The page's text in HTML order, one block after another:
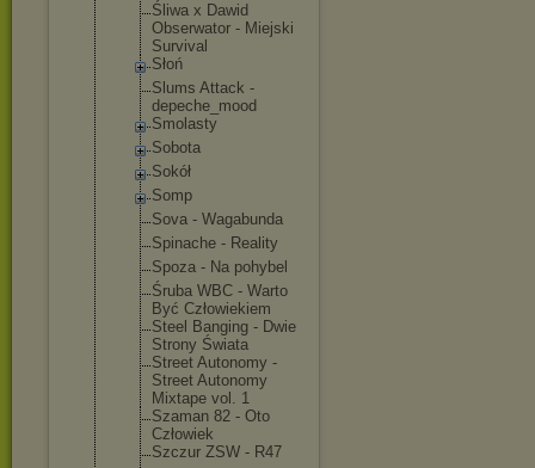
Śliwa x Dawid
Obserwator - Miejski
Survival
Słoń
Slums Attack -
depeche_mood
Smolasty
Sobota
Sokół
Somp
Sova - Wagabunda
Spinache - Reality
Spoza - Na pohybel
Śruba WBC - Warto
Być Człowiekiem
Steel Banging - Dwie
Strony Świata
Street Autonomy -
Street Autonomy
Mixtape vol. 1
Szaman 82 - Oto
Człowiek
Szczur ZSW - R47